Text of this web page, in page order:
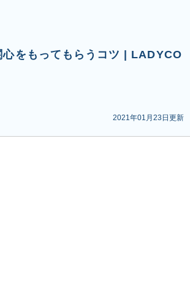
心をもってもらうコツ | LADYCO
2021年01月23日更新